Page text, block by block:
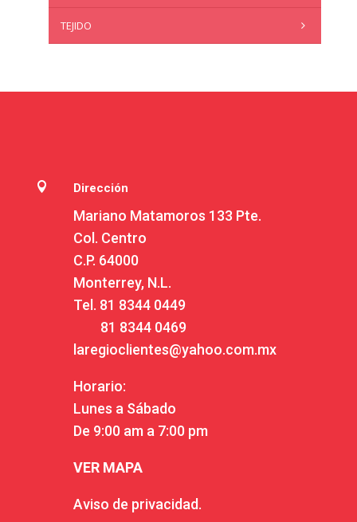
TEJIDO
 Dirección
Mariano Matamoros 133 Pte.
Col. Centro
C.P. 64000
Monterrey, N.L.
Tel. 81 8344 0449
81 8344 0469
laregioclientes@yahoo.com.mx
Horario:
Lunes a Sábado
De 9:00 am a 7:00 pm
VER MAPA
Aviso de privacidad.